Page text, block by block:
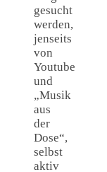
gesucht
werden,
jenseits
von
Youtube
und
„Musik
aus
der
Dose“,
selbst
aktiv